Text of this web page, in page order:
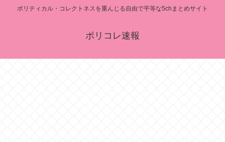
ポリティカル・コレクトネスを重んじる自由で平等な5chまとめサイト
ポリコレ速報